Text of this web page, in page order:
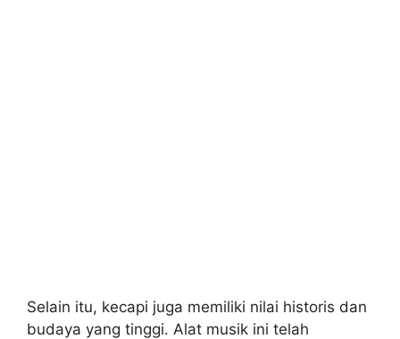
Selain itu, kecapi juga memiliki nilai historis dan
budaya yang tinggi. Alat musik ini telah